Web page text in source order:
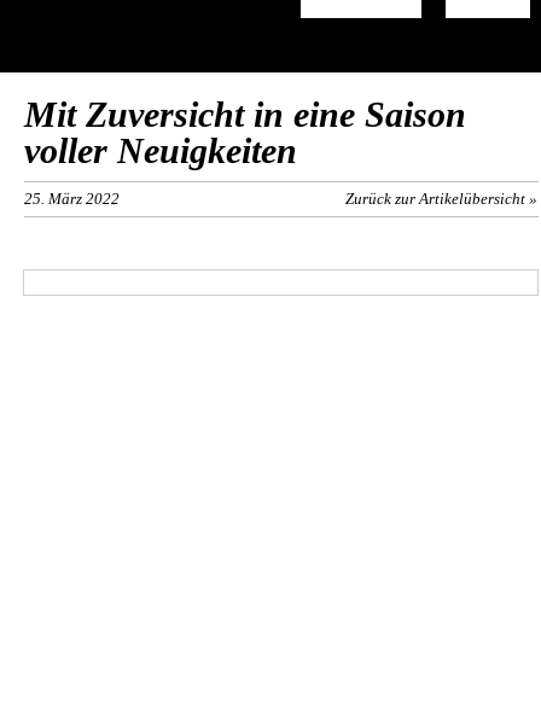
Mit Zuversicht in eine Saison
voller Neuigkeiten
25. März 2022 Zurück zur Artikelübersicht »